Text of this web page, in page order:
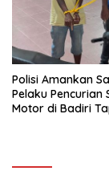
Polisi Amankan
Pelaku Pencurian
Motor di Badiri